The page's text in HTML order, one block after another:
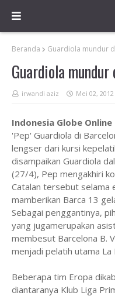
Beranda Guardiola mundur
Guardiola
irwandi aziz Mei 02, 2012
Indonesia Globe Online
'Pep' Guardiola di
lengser dari kursi
disampaikan Guardiola
(27/4), Pep mengakhiri
Catalan tersebut selama
mamberikan Barca 13
Sebagai penggantinya,
yang jugamerupakan
membesut Barcelona B.
menjadi pelatih utama La
Beberapa tim Eropa
diantaranya Klub Liga